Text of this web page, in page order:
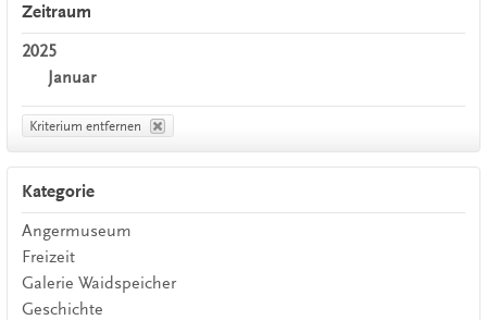
Zeitraum
2025
Januar
Kriterium entfernen
Kategorie
Angermuseum
Freizeit
Galerie Waidspeicher
Geschichte